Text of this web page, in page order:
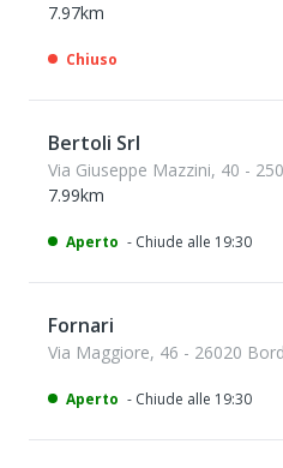
7.97km
Chiuso
Bertoli Srl
Via Giuseppe Mazzini, 40 -
7.99km
Aperto - Chiude alle 19:30
Fornari
Via Maggiore, 46 - 26020
Aperto - Chiude alle 19:30